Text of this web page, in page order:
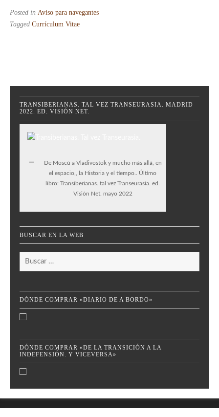
Posted in Aviso para navegantes
Tagged Currículum Vitae
TRANSIBERIANAS. TAL VEZ TRANSEURASIA. MADRID
2022. ED. VISIÓN NET.
De Moscú a Vladivostok y mucho más allá, en
el espacio,, la Historia y el tiempo.. Último
libro: Transiberianas. tal vez Transeurasia. ed.
Visión Net. mayo 2022
BUSCAR EN LA WEB
Buscar:
DÓNDE COMPRAR «DIARIO DE A BORDO»
DÓNDE COMPRAR «DE LA TRANSICIÓN A LA
INDEFENSIÓN. Y VICEVERSA»